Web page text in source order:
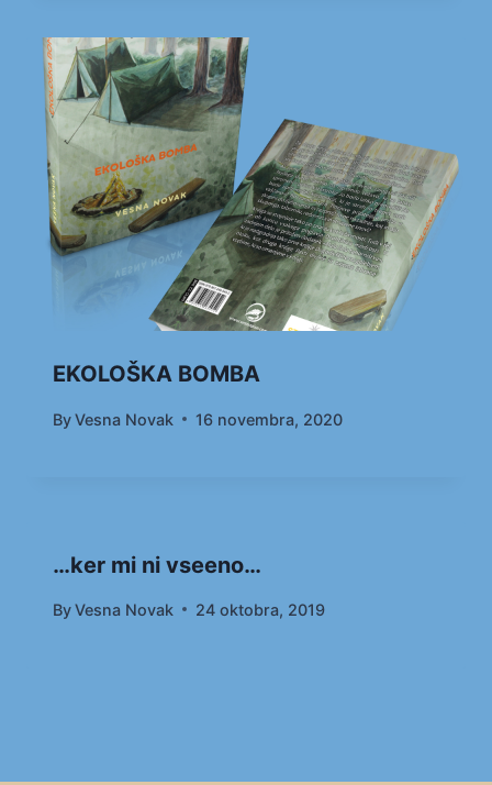
EKOLOŠKA BOMBA
ByVesna Novak 16 novembra, 2020
…ker mi ni vseeno…
ByVesna Novak 24 oktobra, 2019